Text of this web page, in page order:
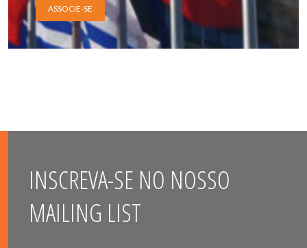
ASSOCIE-SE
INSCREVA-SE NO NOSSO
MAILING LIST